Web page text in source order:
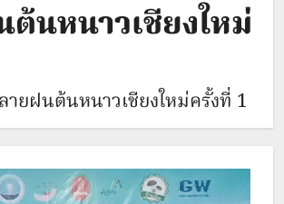
นหนาวเชียงใหม่
ายฝนต้นหนาวเชียงใหม่ครั้งที่ 1